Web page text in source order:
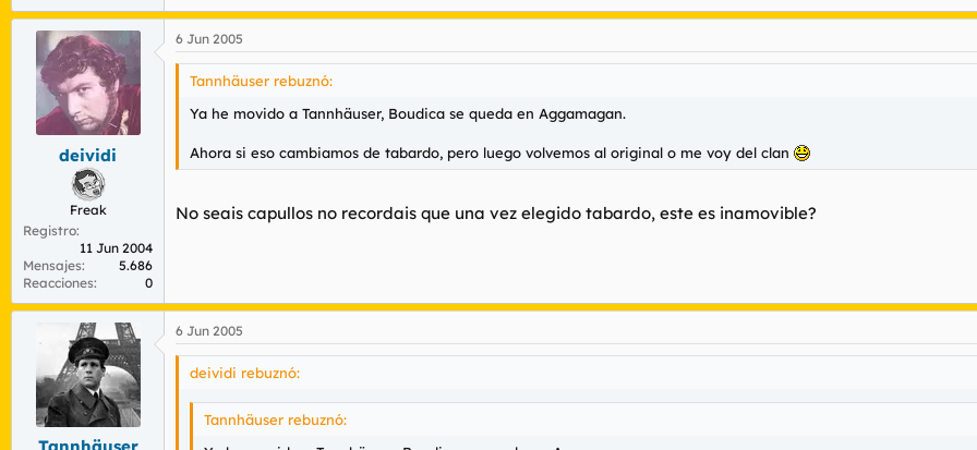
deividi
Freak
Registro
11 Jun 2004
Mensajes
5.686
Reacciones
0
6 Jun 2005
Tannhäuser rebuznó:
Ya he movido a Tannhäuser, Boudica se queda en Aggamagan.
Ahora si eso cambiamos de tabardo, pero luego volvemos al original o me voy del clan
No seais capullos no recordais que una vez elegido tabardo, este es inamovible?
6 Jun 2005
deividi rebuznó:
Tannhäuser rebuznó: